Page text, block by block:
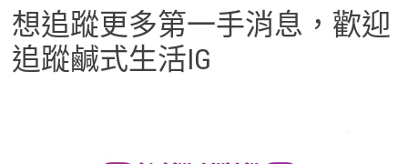
想追蹤更多第一手消息，歡迎
追蹤鹹式生活IG